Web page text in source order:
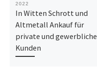
2022
In Witten Schrott und
Altmetall Ankauf für
private und gewerbliche
Kunden